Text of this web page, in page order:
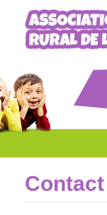
contenu
principal
Contact